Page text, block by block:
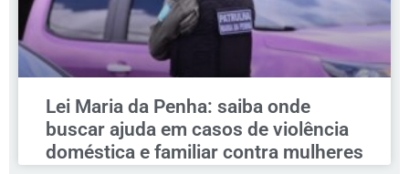
Lei Maria da Penha: saiba onde
buscar ajuda em casos de violência
doméstica e familiar contra mulheres